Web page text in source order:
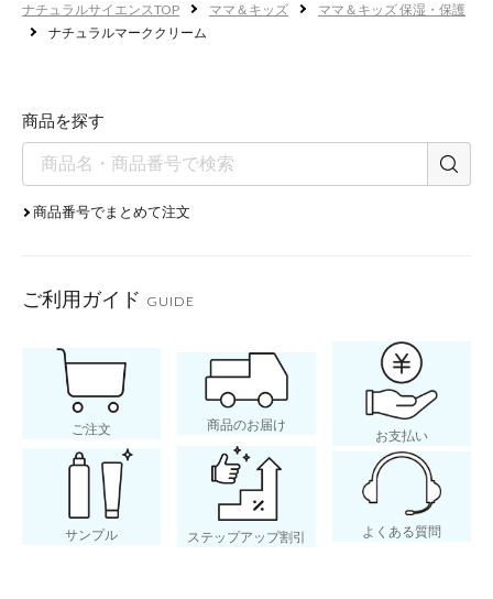
ナチュラルサイエンスTOP ママ＆キッズ
ママ＆キッズ 保湿・保護
ナチュラルマーククリーム
商品を探す
商品番号でまとめて注文
ご利用ガイド GUIDE
ご注文 商品のお届け
お支払い
サンプル ステップアップ割引 よくある質問